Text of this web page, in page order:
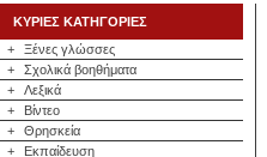
ΚΥΡΙΕΣ ΚΑΤΗΓΟΡΙΕΣ
+
Ξένες γλώσσες
+
Σχολικά βοηθήματα
+
Λεξικά
+
Βίντεο
+
Θρησκεία
+
Εκπαίδευση